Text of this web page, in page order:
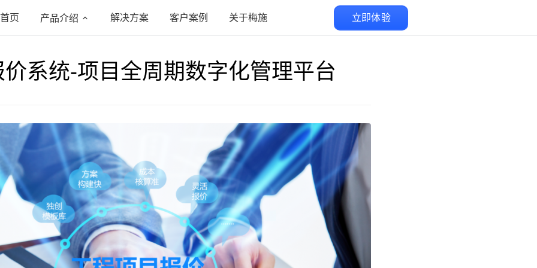
首页 产品介绍 解决方案 客户案例 关于梅施 立即体验
系统-项目全周期数字化管理平台